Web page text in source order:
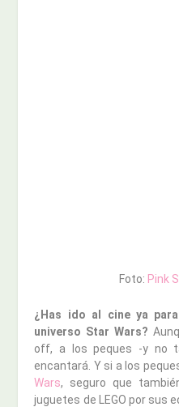
Foto: Pink
¿Has ido al cine ya
universo Star Wars?
off, a los peques -y no
encantará. Y si a los
Wars, seguro que
juguetes de LEGO por sus